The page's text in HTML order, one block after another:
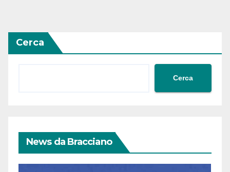
Cerca
Cerca
News da Bracciano